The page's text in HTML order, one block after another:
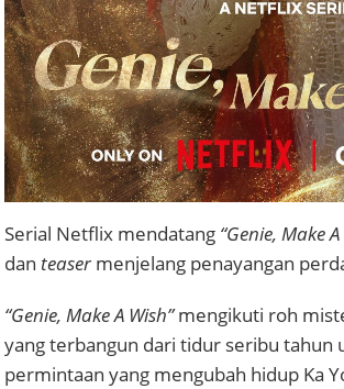
Serial Netflix mendatang “Genie, Make A
dan teasermenjelang penayangan
“Genie, Make A Wish”mengikuti roh
yang terbangun dari tidur seribu tahun
permintaan yang mengubah hidup Ka